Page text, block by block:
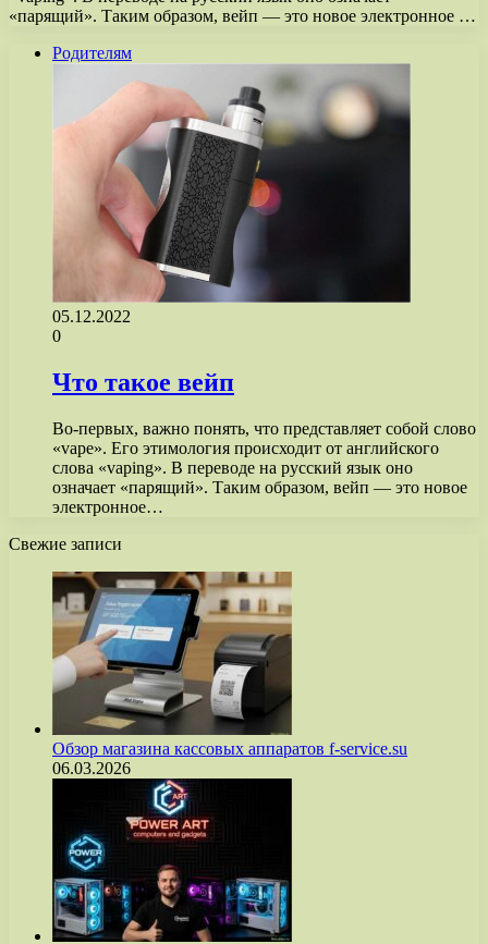
«парящий». Таким образом, вейп — это новое электронное …
Родителям
05.12.2022
0
Что такое вейп
Во-первых, важно понять, что представляет собой слово
«vape». Его этимология происходит от английского
слова «vaping». В переводе на русский язык оно
означает «парящий». Таким образом, вейп — это новое
электронное…
Свежие записи
Обзор магазина кассовых аппаратов f-service.su
06.03.2026